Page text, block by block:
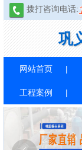
拨打咨询电话:
巩
网站首页
工程案例